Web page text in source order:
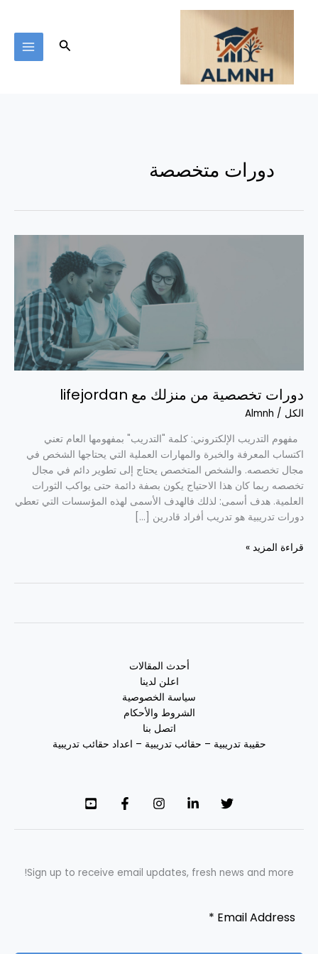
تخطي
البحث
دورات متخصصة
دورات تخصصية من منزلك مع lifejordan
الكل /
Almnh
مفهوم التدريب الإلكتروني: كلمة "التدريب" بمفهومها العام تعني
اكتساب المعرفة والخبرة والمهارات العملية التي يحتاجها الشخص في
مجال تخصصه. والشخص المتخصص يحتاج إلى تطوير دائم في مجال
تخصصه ربما كان هذا الاحتياج يكون بصفة دائمة حتى يواكب الثورات
العلمية. هدف أسمى: لذلك فالهدف الأسمى لهذه المؤسسات التي تعطي
دورات تدريبية هو تدريب أفراد قادرين […]
قراءة المزيد »
أحدث المقالات
اعلن لدينا
سياسة الخصوصية
الشروط والأحكام
اتصل بنا
حقيبة تدريبية – حقائب تدريبية – اعداد حقائب تدريبية
Sign up to receive email updates, fresh news and more!